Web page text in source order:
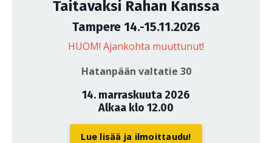
Taitavaksi Rahan Kanssa
Tampere 14.-15.11.2026
HUOM! Ajankohta muuttunut!
Hatanpään valtatie 30
14. marraskuuta 2026
Alkaa klo 12.00
Lue lisää ja ilmoittaudu!